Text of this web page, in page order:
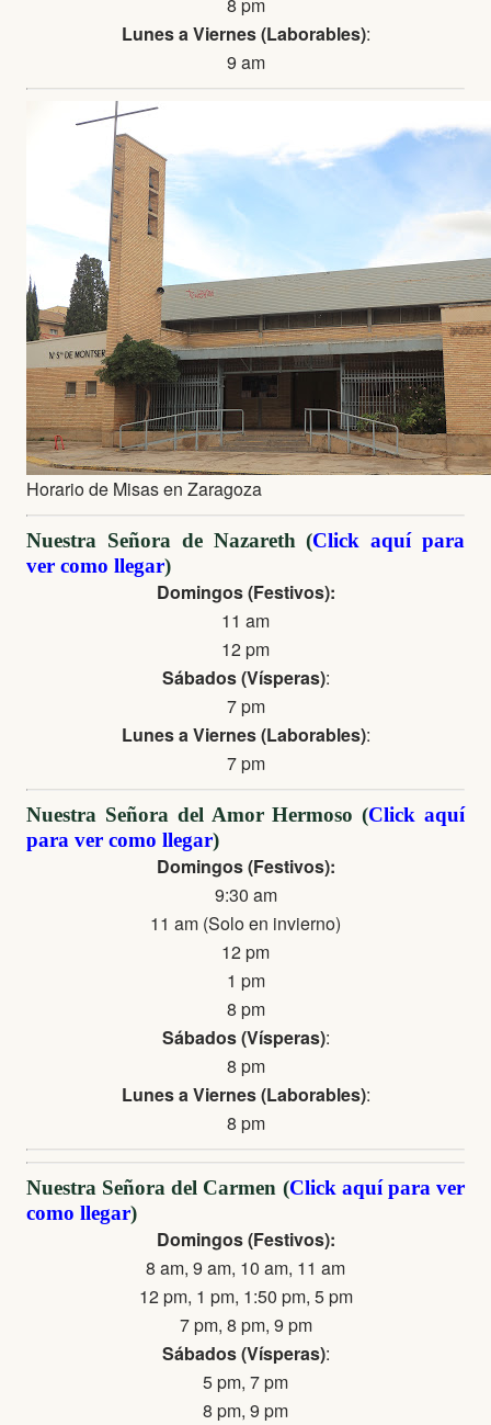
8 pm
Lunes a Viernes (Laborables):
9 am
Horario de Misas en Zaragoza
Nuestra Señora de Nazareth (Click aquí para
ver como llegar)
Domingos (Festivos):
11 am
12 pm
Sábados (Vísperas):
7 pm
Lunes a Viernes (Laborables):
7 pm
Nuestra Señora del Amor Hermoso (Click aquí
para ver como llegar)
Domingos (Festivos):
9:30 am
11 am (Solo en invierno)
12 pm
1 pm
8 pm
Sábados (Vísperas):
8 pm
Lunes a Viernes (Laborables):
8 pm
Nuestra Señora del Carmen (Click aquí para ver
como llegar)
Domingos (Festivos):
8 am, 9 am, 10 am, 11 am
12 pm, 1 pm, 1:50 pm, 5 pm
7 pm, 8 pm, 9 pm
Sábados (Vísperas):
5 pm, 7 pm
8 pm, 9 pm